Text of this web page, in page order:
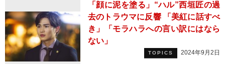
「顔に泥を塗る」“ハル”西垣匠の過
去のトラウマに反響 「美紅に話すべ
き」「モラハラへの言い訳にはなら
ない」
TOPICS 2024年9月2日